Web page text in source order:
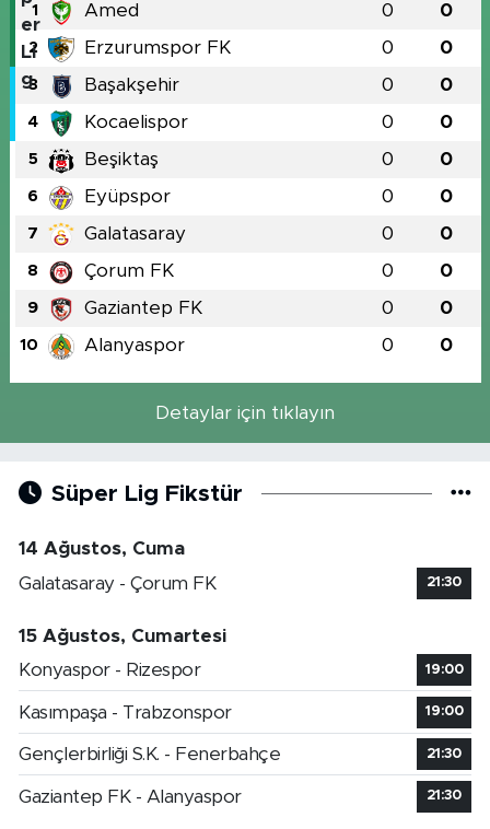
1 Amed 0 0
2 Erzurumspor FK 0 0
3 Başakşehir 0 0
4 Kocaelispor 0 0
5 Beşiktaş 0 0
6 Eyüpspor 0 0
7 Galatasaray 0 0
8 Çorum FK 0 0
9 Gaziantep FK 0 0
10 Alanyaspor 0 0
Detaylar için tıklayın
Süper Lig Fikstür
14 Ağustos, Cuma
Galatasaray - Çorum FK
21:30
15 Ağustos, Cumartesi
Konyaspor - Rizespor
19:00
Kasımpaşa - Trabzonspor 19:00
Gençlerbirliği S.K. - Fenerbahçe 21:30
Gaziantep FK - Alanyaspor 21:30